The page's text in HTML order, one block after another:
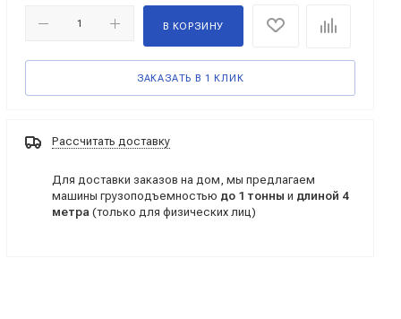
В КОРЗИНУ
ЗАКАЗАТЬ В 1 КЛИК
Рассчитать доставку
Для доставки заказов на дом, мы предлагаем
машины грузоподъемностью до 1 тонны и длиной 4
метра (только для физических лиц)